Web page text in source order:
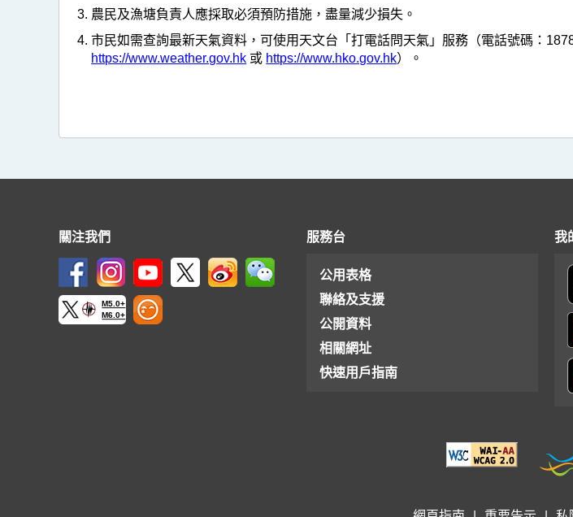
農民及漁塘負責人應採取必須預防措施，盡量減少損失。
市民如需查詢最新天氣資料，可使用天文台「打電話問天氣」服務（電話號碼：
https://www.weather.gov.hk 或 https://www.hko.gov.hk）。
關注我們
M5.0+
M6.0+
服務台
公用表格
聯絡及支援
公開資料
相關網址
快速用戶指南
我